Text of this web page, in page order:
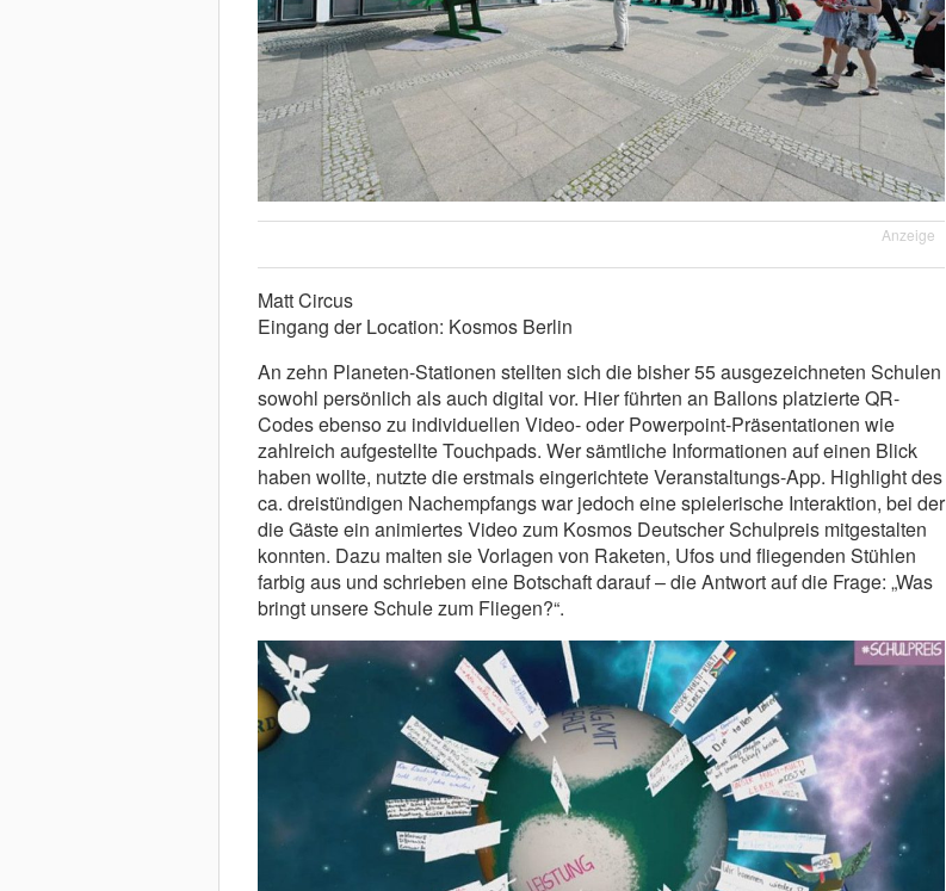
Anzeige
Matt Circus
Eingang der Location: Kosmos Berlin
An zehn Planeten-Stationen stellten sich die bisher 55 ausgezeichneten Schulen
sowohl persönlich als auch digital vor. Hier führten an Ballons platzierte QR-
Codes ebenso zu individuellen Video- oder Powerpoint-Präsentationen wie
zahlreich aufgestellte Touchpads. Wer sämtliche Informationen auf einen Blick
haben wollte, nutzte die erstmals eingerichtete Veranstaltungs-App. Highlight des
ca. dreistündigen Nachempfangs war jedoch eine spielerische Interaktion, bei der
die Gäste ein animiertes Video zum Kosmos Deutscher Schulpreis mitgestalten
konnten. Dazu malten sie Vorlagen von Raketen, Ufos und fliegenden Stühlen
farbig aus und schrieben eine Botschaft darauf – die Antwort auf die Frage: „Was
bringt unsere Schule zum Fliegen?“.